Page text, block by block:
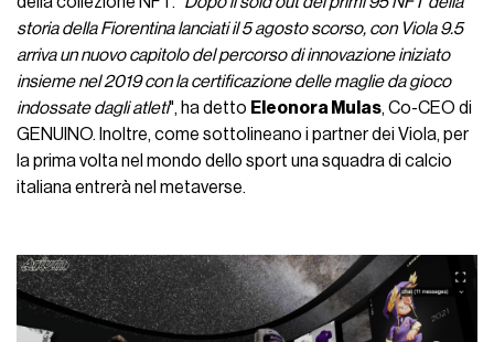
storia della Fiorentina lanciati il 5 agosto scorso, con Viola 9.5
arriva un nuovo capitolo del percorso di innovazione iniziato
insieme nel 2019 con la certificazione delle maglie da gioco
indossate dagli atleti", ha detto Eleonora Mulas, Co-CEO di
GENUINO. Inoltre, come sottolineano i partner dei Viola, per
la prima volta nel mondo dello sport una squadra di calcio
italiana entrerà nel metaverse.